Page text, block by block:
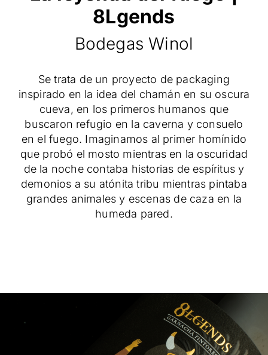
8Lgends
Bodegas Winol
Se trata de un proyecto de packaging
inspirado en la idea del chamán en su oscura
cueva, en los primeros humanos que
buscaron refugio en la caverna y consuelo
en el fuego. Imaginamos al primer homínido
que probó el mosto mientras en la oscuridad
de la noche contaba historias de espíritus y
demonios a su atónita tribu mientras pintaba
grandes animales y escenas de caza en la
humeda pared.